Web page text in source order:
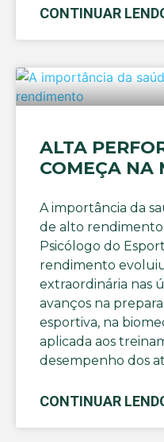
CONTINUAR
ALTA
COMEÇA NA
A importância da
de alto
Psicólogo do
rendimento
extraordinária nas
avanços na
esportiva, na
aplicada aos
desempenho dos
CONTINUAR